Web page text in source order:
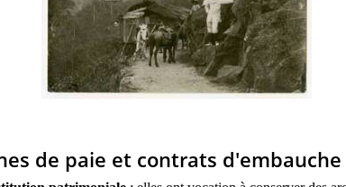
de paie et contrats